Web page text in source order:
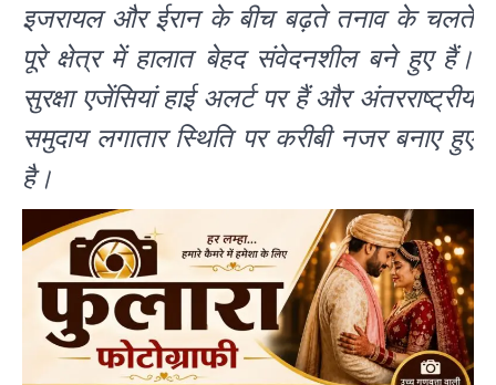
इजरायल और ईरान के बीच बढ़ते तनाव के चलते
पूरे क्षेत्र में हालात बेहद संवेदनशील बने हुए हैं।
सुरक्षा एजेंसियां हाई अलर्ट पर हैं और अंतरराष्ट्रीय
समुदाय लगातार स्थिति पर करीबी नजर बनाए हुए
है।